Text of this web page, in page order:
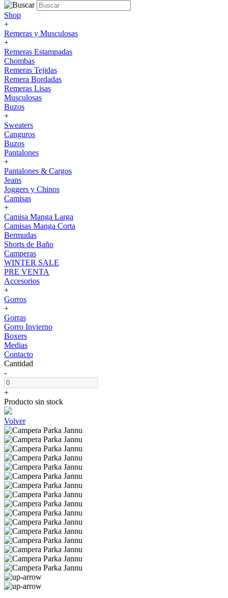
Shop
+
Remeras y Musculosas
+
Remeras Estampadas
Chombas
Remeras Tejidas
Remera Bordadas
Remeras Lisas
Musculosas
Buzos
+
Sweaters
Canguros
Buzos
Pantalones
+
Pantalones & Cargos
Jeans
Joggers y Chinos
Camisas
+
Camisa Manga Larga
Camisas Manga Corta
Bermudas
Shorts de Baño
Camperas
WINTER SALE
PRE VENTA
Accesorios
+
Gorros
+
Gorras
Gorro Invierno
Boxers
Medias
Contacto
Cantidad
-
+
Producto sin stock
Volver